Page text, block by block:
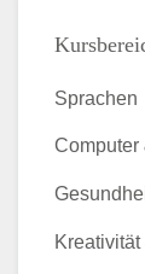
Sprachen
Computer